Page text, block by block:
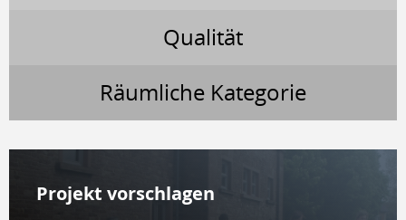
Qualität
Räumliche Kategorie
Projekt vor­schla­gen